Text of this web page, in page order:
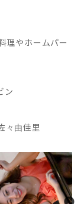
理やホームパー
ン
々由佳里